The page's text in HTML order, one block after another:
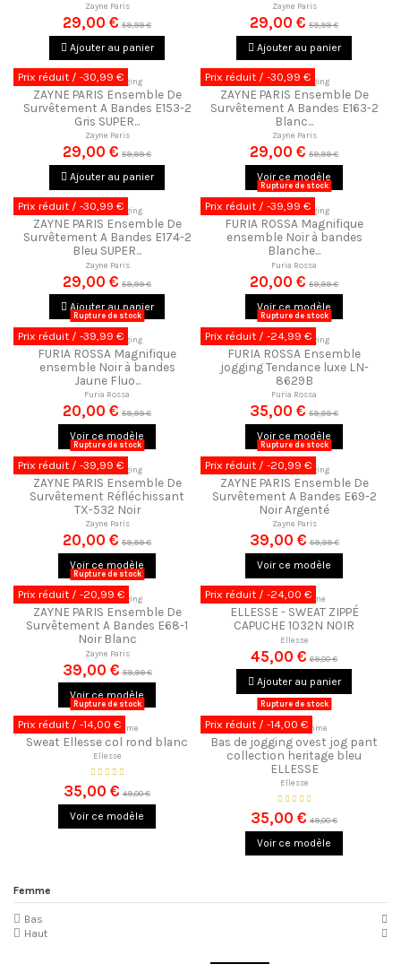
Zayne Paris
29,00 € 59,99 €
Ajouter au panier
Zayne Paris
29,00 € 59,99 €
Ajouter au panier
Prix réduit / -30,99 €
Ensemble Jogging
ZAYNE PARIS Ensemble De
Survêtement A Bandes E153-2
Gris SUPER...
Zayne Paris
29,00 € 59,99 €
Ajouter au panier
Prix réduit / -30,99 €
Ensemble Jogging
ZAYNE PARIS Ensemble De
Survêtement A Bandes E163-2
Blanc...
Zayne Paris
29,00 € 59,99 €
Voir ce modèle
Prix réduit / -30,99 €
Ensemble Jogging
ZAYNE PARIS Ensemble De
Survêtement A Bandes E174-2
Bleu SUPER...
Zayne Paris
29,00 € 59,99 €
Ajouter au panier
Prix réduit / -39,99 €
Rupture de stock
Ensemble Jogging
FURIA ROSSA Magnifique
ensemble Noir à bandes
Blanche...
Furia Rossa
20,00 € 59,99 €
Voir ce modèle
Prix réduit / -39,99 €
Rupture de stock
Ensemble Jogging
FURIA ROSSA Magnifique
ensemble Noir à bandes
Jaune Fluo...
Furia Rossa
20,00 € 59,99 €
Voir ce modèle
Prix réduit / -24,99 €
Rupture de stock
Ensemble Jogging
FURIA ROSSA Ensemble
jogging Tendance luxe LN-
8629B
Furia Rossa
35,00 € 59,99 €
Voir ce modèle
Prix réduit / -39,99 €
Rupture de stock
Ensemble Jogging
ZAYNE PARIS Ensemble De
Survêtement Réfléchissant
TX-532 Noir
Zayne Paris
20,00 € 59,99 €
Voir ce modèle
Prix réduit / -20,99 €
Rupture de stock
Ensemble Jogging
ZAYNE PARIS Ensemble De
Survêtement A Bandes E69-2
Noir Argenté
Zayne Paris
39,00 € 59,99 €
Voir ce modèle
Prix réduit / -20,99 €
Rupture de stock
Ensemble Jogging
ZAYNE PARIS Ensemble De
Survêtement A Bandes E68-1
Noir Blanc
Zayne Paris
39,00 € 59,99 €
Voir ce modèle
Prix réduit / -24,00 €
Sweats Homme
ELLESSE - SWEAT ZIPPÉ
CAPUCHE 1032N NOIR
Ellesse
45,00 € 69,00 €
Ajouter au panier
Prix réduit / -14,00 €
Rupture de stock
Sweats Homme
Sweat Ellesse col rond blanc
Ellesse
35,00 € 49,00 €
Voir ce modèle
Prix réduit / -14,00 €
Rupture de stock
Joggings Homme
Bas de jogging ovest jog pant
collection heritage bleu
ELLESSE
Ellesse
35,00 € 49,00 €
Voir ce modèle
Femme
Bas
Haut